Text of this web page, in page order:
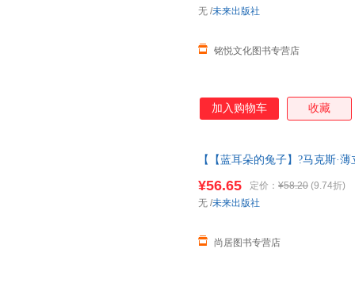
铭悦文化图书专营店
无 /未来出版社
加入购物车 收藏
【【蓝耳朵的兔子】?马克斯·
图书 请放心下单，本店所有商
¥56.65 定价： ¥58.20 (9.74折)
尚居图书专营店
无 /未来出版社